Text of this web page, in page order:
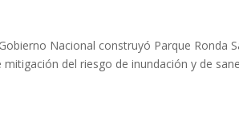
Nacional construyó Parque Ronda
del riesgo de inundación y de